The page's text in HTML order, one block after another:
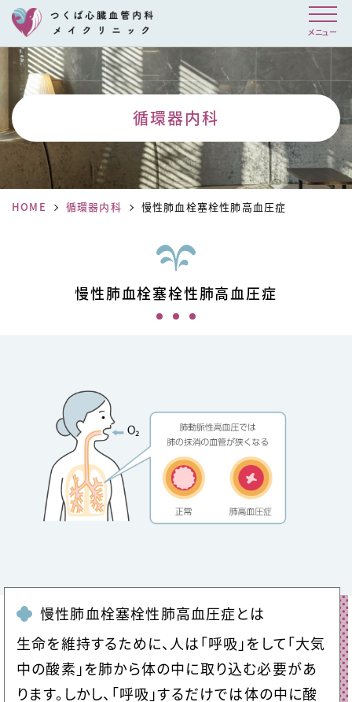
メニュー
循環器内科
HOME 循環器内科 慢性肺血栓塞栓性肺高血圧症
慢性肺血栓塞栓性肺高血圧症
慢性肺血栓塞栓性肺高血圧症とは
生命を維持するために、人は「呼吸」をして「大気
中の酸素」を肺から体の中に取り込む必要があ
ります。しかし、「呼吸」するだけでは体の中に酸